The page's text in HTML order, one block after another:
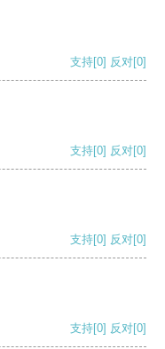
支持[0] 反对[0]
支持[0] 反对[0]
支持[0] 反对[0]
支持[0] 反对[0]